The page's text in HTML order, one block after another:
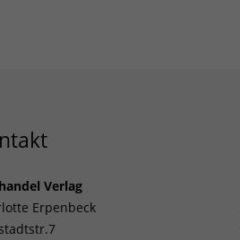
Verlag
Erpenbeck